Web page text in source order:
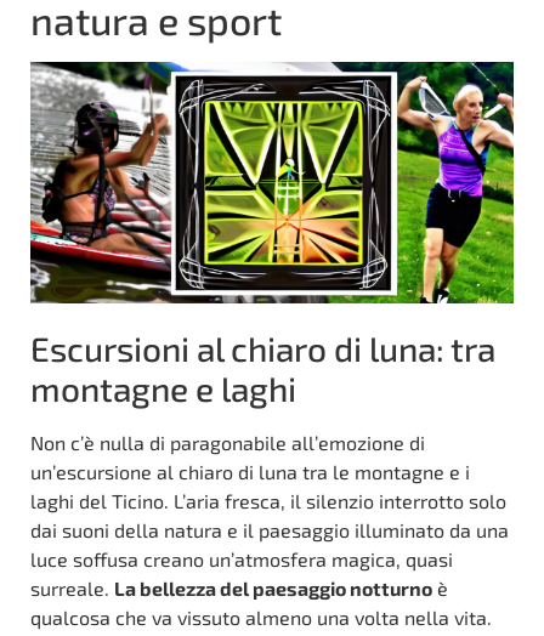
natura e sport
Escursioni al chiaro di luna: tra
montagne e laghi
Non c’è nulla di paragonabile all’emozione di
un’escursione al chiaro di luna tra le montagne e i
laghi del Ticino. L’aria fresca, il silenzio interrotto solo
dai suoni della natura e il paesaggio illuminato da una
luce soffusa creano un’atmosfera magica, quasi
surreale. La bellezza del paesaggio notturno è
qualcosa che va vissuto almeno una volta nella vita.